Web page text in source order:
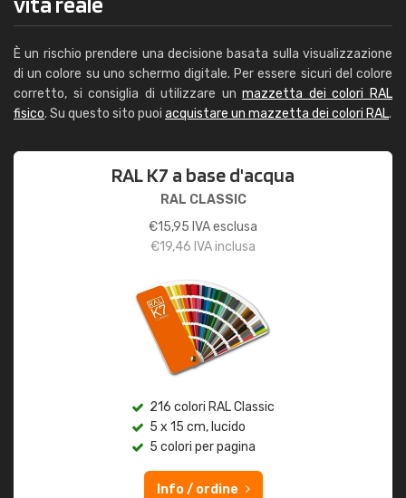
È un rischio prendere una decisione basata sulla visualizzazione
di un colore su uno schermo digitale. Per essere sicuri del colore
corretto, si consiglia di utilizzare unmazzetta dei colori RAL
fisico. Su questo sito puoi acquistare un mazzetta dei colori RAL.
RAL K7 a base d'acqua
RAL CLASSIC
€15,95 IVA esclusa
€19,46 IVA inclusa
216 colori RAL Classic
5 x 15 cm, lucido
5 colori per pagina
Info / ordine